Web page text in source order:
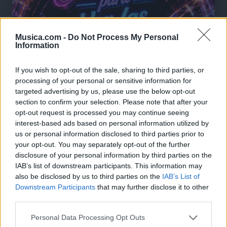
Musica.com - Do Not Process My Personal
Information
If you wish to opt-out of the sale, sharing to third parties, or
processing of your personal or sensitive information for
targeted advertising by us, please use the below opt-out
section to confirm your selection. Please note that after your
opt-out request is processed you may continue seeing
interest-based ads based on personal information utilized by
us or personal information disclosed to third parties prior to
your opt-out. You may separately opt-out of the further
disclosure of your personal information by third parties on the
IAB’s list of downstream participants. This information may
also be disclosed by us to third parties on the IAB’s List of
Downstream Participants that may further disclose it to other
Personal Data Processing Opt Outs
🪐🚀 Canciones para Ver las Estrellas:
Psicodelia y Space Rock 🎸✨
🌌🚀 Viaje intergaláctico: la mejor selección de
psicodelia, space rock y atmósferas cósmicas para
tus noches de astronomía. 🪐🎸 Desconecta, mira
al firmamento y siente la gravedad cero. 💾 ¡Guarda
esta colección para tu próxima noche estrellada!